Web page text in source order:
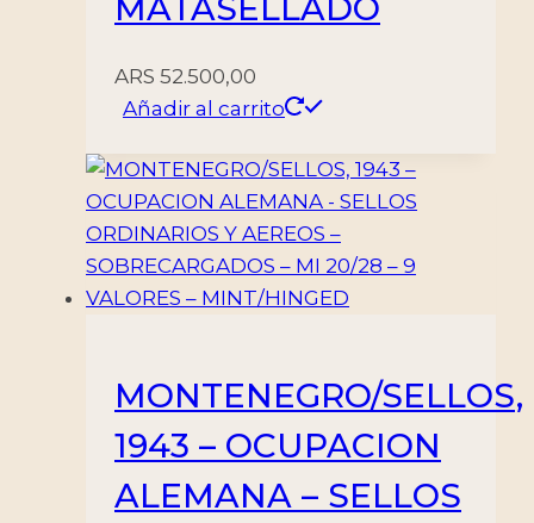
ARS 52.500,00
Añadir al carrito
MONTENEGRO/SELLOS,
1943 – OCUPACION
ALEMANA – SELLOS